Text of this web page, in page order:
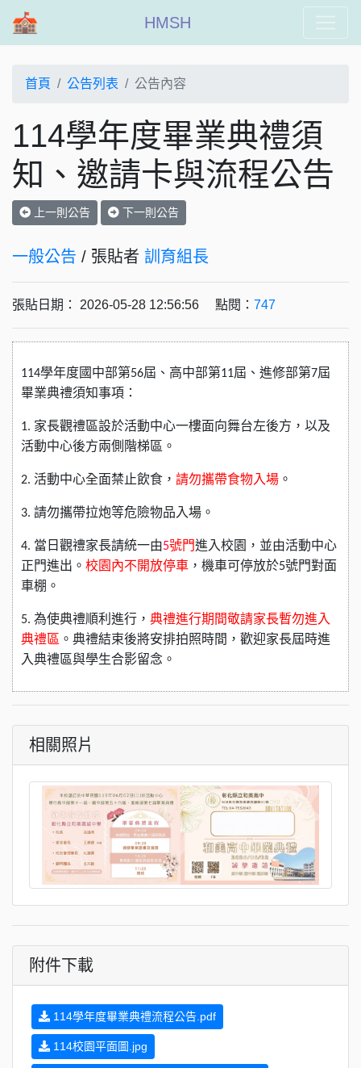
HMSH
首頁 公告列表 公告內容
114學年度畢業典禮須
知、邀請卡與流程公告
上一則公告 下一則公告
一般公告 / 張貼者 訓育組長
張貼日期： 2026-05-28 12:56:56 點閱： 747
114學年度國中部第56屆、高中部第11屆、進修部第7屆
畢業典禮須知事項：
1. 家長觀禮區設於活動中心一樓面向舞台左後方，以及
活動中心後方兩側階梯區。
2. 活動中心全面禁止飲食， 請勿攜帶食物入場 。
3. 請勿攜帶拉炮等危險物品入場。
4. 當日觀禮家長請統一由 5號門進入校園，並由活動中心
正門進出。 校園內不開放停車 ，機車可停放於5號門對面
車棚。
5. 為使典禮順利進行， 典禮進行期間敬請家長暫勿進入
典禮區 。典禮結束後將安排拍照時間，歡迎家長屆時進
入典禮區與學生合影留念。
相關照片
附件下載
114學年度畢業典禮流程公告.pdf
114校園平面圖.jpg